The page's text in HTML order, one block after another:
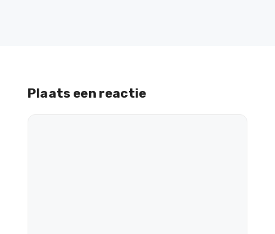
Plaats een reactie